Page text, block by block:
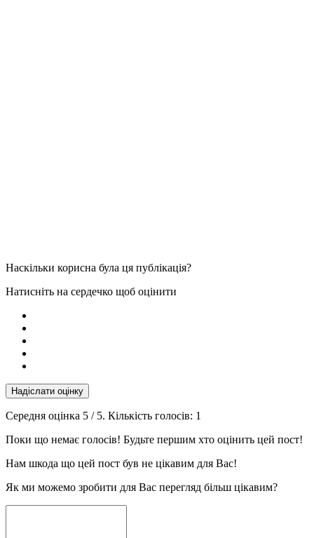
Наскільки корисна була ця публікація?
Натисніть на сердечко щоб оцінити
Надіслати оцінку
Середня оцінка 5 / 5. Кількість голосів: 1
Поки що немає голосів! Будьте першим хто оцінить цей пост!
Нам шкода що цей пост був не цікавим для Вас!
Як ми можемо зробити для Вас перегляд більш цікавим?